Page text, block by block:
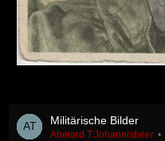
Militärische Bilder
Abelard T.Johannisbeer